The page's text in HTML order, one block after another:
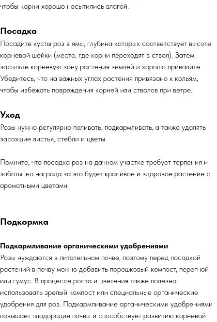
чтобы корни хорошо насытились влагой.
Посадка
Посадите кусты роз в ямы, глубина которых соответствует высоте
корневой шейки (место, где корни переходят в ствол). Затем
засыпьте корневую зону растения землей и хорошо привалите.
Убедитесь, что на важных углах растения привязано к кольям,
чтобы избежать повреждения корней или стволов при ветре.
Уход
Розы нужно регулярно поливать, подкармливать, а также удалять
засохшие листья, стебли и цветы.
Помните, что посадка роз на дачном участке требует терпения и
заботы, но награда за это будет красивое и здоровое растение с
ароматными цветами.
Подкормка
Подкармливание органическими удобрениями
Розы нуждаются в питательном почве, поэтому перед посадкой
растений в почву можно добавить порошковый компост, перегной
или гумус. В процессе роста и цветения также полезно
использовать зрелый компост или специальные органические
удобрения для роз. Подкармливание органическими удобрениями
повышает плодородие почвы и способствует развитию корневой